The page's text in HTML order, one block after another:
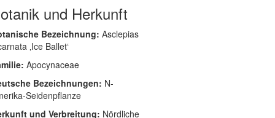
und Herkunft
Bezeichnung: Asclepias
‚Ice Ballet‘
Apocynaceae
Bezeichnungen: N-
Seidenpflanze
und Verbreitung: Nördliche